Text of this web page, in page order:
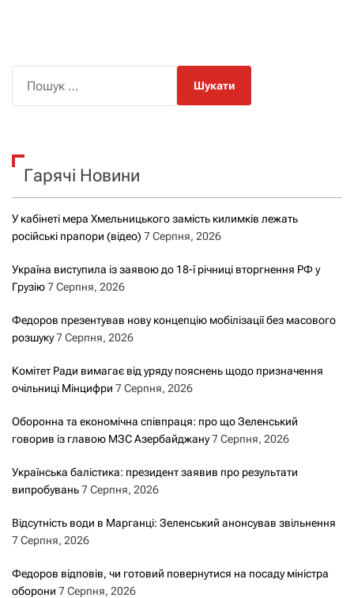
к
Гарячі Новини
У кабінеті мера Хмельницького замість килимків лежать
російські прапори (відео) 7 Серпня, 2026
Україна виступила із заявою до 18-ї річниці вторгнення РФ у
Грузію7 Серпня, 2026
Федоров презентував нову концепцію мобілізації без масового
розшуку7 Серпня, 2026
Комітет Ради вимагає від уряду пояснень щодо призначення
очільниці Мінцифри 7 Серпня, 2026
Оборонна та економічна співпраця: про що Зеленський
говорив із главою МЗС Азербайджану7 Серпня, 2026
Українська балістика: президент заявив про результати
випробувань7 Серпня, 2026
Відсутність води в Марганці: Зеленський анонсував звільнення
7 Серпня, 2026
Федоров відповів, чи готовий повернутися на посаду міністра
оборони 7 Серпня, 2026